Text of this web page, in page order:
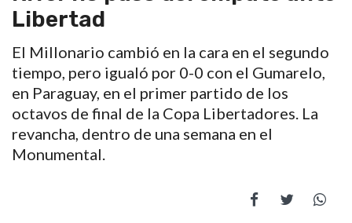
Libertad
El Millonario cambió en la cara en el segundo
tiempo, pero igualó por 0-0 con el Gumarelo,
en Paraguay, en el primer partido de los
octavos de final de la Copa Libertadores. La
revancha, dentro de una semana en el
Monumental.